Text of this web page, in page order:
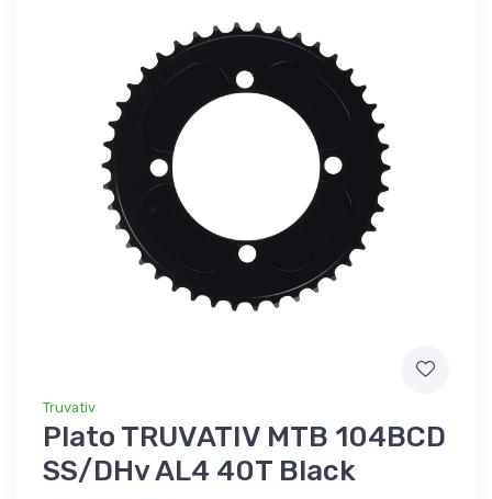
Truvativ
Plato TRUVATIV MTB 104BCD
SS/DHv AL4 40T Black